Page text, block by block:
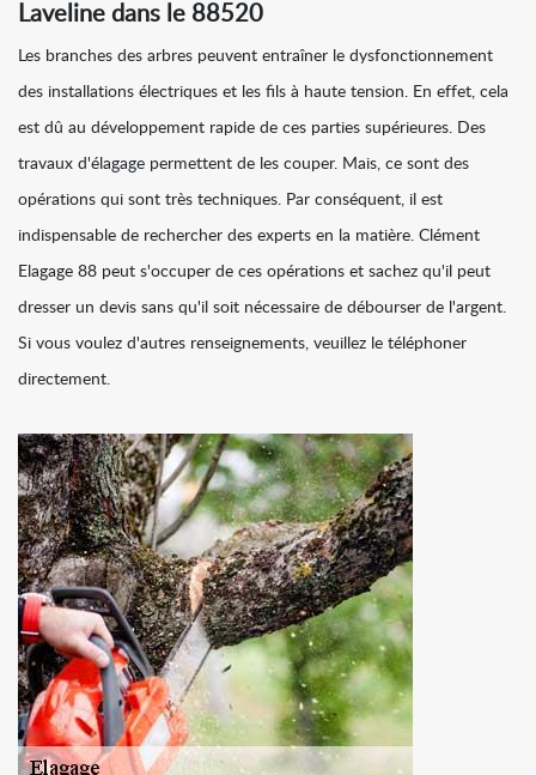
Laveline dans le 88520
Les branches des arbres peuvent entraîner le dysfonctionnement
des installations électriques et les fils à haute tension. En effet, cela
est dû au développement rapide de ces parties supérieures. Des
travaux d'élagage permettent de les couper. Mais, ce sont des
opérations qui sont très techniques. Par conséquent, il est
indispensable de rechercher des experts en la matière. Clément
Elagage 88 peut s'occuper de ces opérations et sachez qu'il peut
dresser un devis sans qu'il soit nécessaire de débourser de l'argent.
Si vous voulez d'autres renseignements, veuillez le téléphoner
directement.